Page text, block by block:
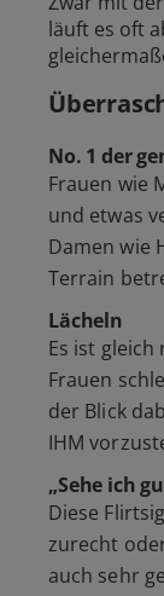
läuft es oft
No. 1 der
Frauen wie
und etwas
Damen wie
Terrain
Lächeln
Es ist
Frauen
der Blick
IHM
„Sehe ich
Diese
zurecht
auch sehr